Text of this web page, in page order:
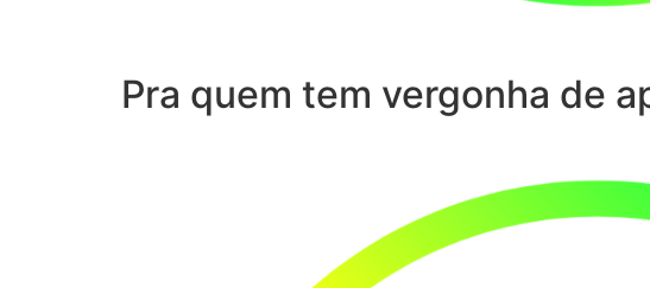
Pra quem tem vergonha de